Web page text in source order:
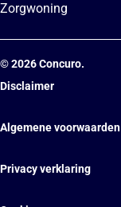
Zorgwoning
©2026Concuro.
Disclaimer
Algemene voorwaarden
Privacy verklaring